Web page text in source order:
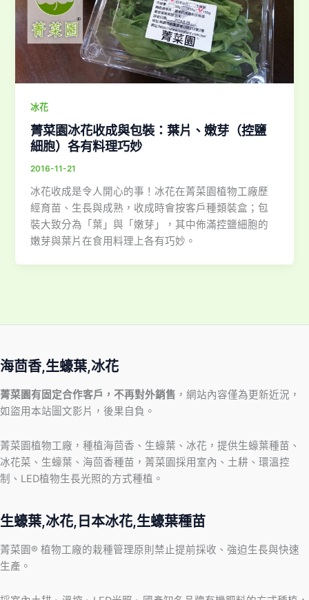
冰花
菁菜園冰花收成與包裝：葉片、嫩芽（控鹽
細胞）各有料理巧妙
2016-11-21
冰花收成是令人開心的事！冰花在菁菜園植物工廠歷
經育苗、生長與成熟，收成時會按客戶種類裝盒；包
裝大致分為「葉」與「嫩芽」，其中佈滿控鹽細胞的
嫩芽與葉片在食用料理上各有巧妙。
海茴香,生蠔葉,冰花
菁菜園有固定合作客戶，不再對外銷售 ，網站內容僅為更新近況，
如盜用本站圖文影片，後果自負。
菁菜園植物工廠，種植海茴香、生蠔葉、冰花，提供生蠔葉種苗、
冰花菜、生蠔葉、海茴香種苗，菁菜園採用室內、土耕、環溫控
制、LED植物生長光照的方式種植。
生蠔葉,冰花,日本冰花,生蠔葉種苗
菁菜園® 植物工廠的栽種管理原則禁止提前採收、強迫生長與快速
生產。